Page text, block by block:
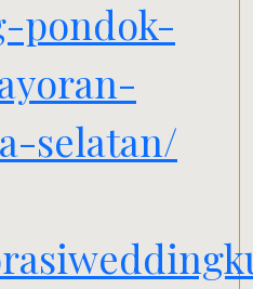
pondok-
selatan/